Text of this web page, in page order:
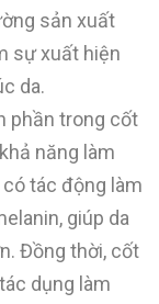
sản xuất
sự xuất hiện
da.
phần trong cốt
năng làm
tác động làm
giúp da
Đồng thời, cốt
dụng làm